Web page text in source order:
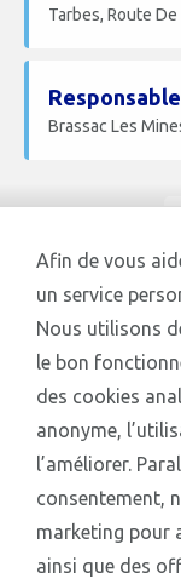
Afin de vous
un service
Nous utilisons
le bon
des cookies
anonyme,
l’améliorer.
consentement,
marketing pour
ainsi que des
Tarbes, Route De
Brassac Les